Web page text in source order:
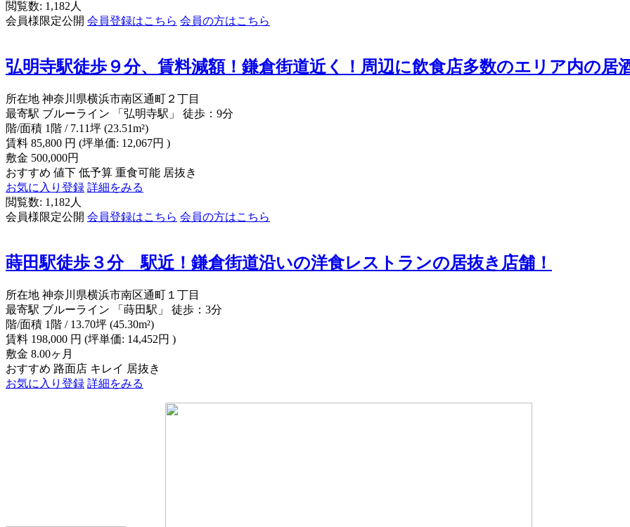
閲覧数: 1,182人
会員様限定公開 会員登録はこちら 会員の方はこちら
弘明寺駅徒歩９分、賃料減額！鎌倉街道近く！周辺に飲食店多数のエリア内の居
所在地 神奈川県横浜市南区通町２丁目
最寄駅 ブルーライン 「弘明寺駅」 徒歩：9分
階/面積 1階 / 7.11坪 (23.51m²)
賃料 85,800 円 (坪単価: 12,067円 )
敷金 500,000円
おすすめ 値下 低予算 重食可能 居抜き
お気に入り登録 詳細をみる
閲覧数: 1,182人
会員様限定公開 会員登録はこちら 会員の方はこちら
蒔田駅徒歩３分 駅近！鎌倉街道沿いの洋食レストランの居抜き店舗！
所在地 神奈川県横浜市南区通町１丁目
最寄駅 ブルーライン 「蒔田駅」 徒歩：3分
階/面積 1階 / 13.70坪 (45.30m²)
賃料 198,000 円 (坪単価: 14,452円 )
敷金 8.00ヶ月
おすすめ 路面店 キレイ 居抜き
お気に入り登録 詳細をみる